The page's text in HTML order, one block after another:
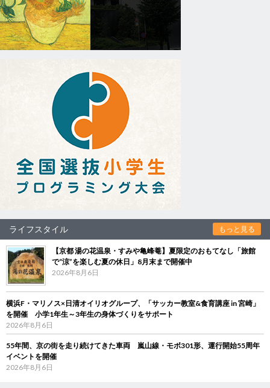
ライフスタイル もっと見る
【京都 湯の花温泉・すみや亀峰菴】夏限定のおもてなし「旅館
で“涼”を楽しむ夏の休日」8月末まで開催中
2026年8月6日
横浜F・マリノス×日清オイリオグループ、「サッカー教室&食育講座 in 宮崎」
を開催 小学1年生～3年生の身体づくりをサポート
2026年8月6日
55年間、京の街を走り続けてきた車両 嵐山線・モボ301形、運行開始55周年
イベントを開催
2026年8月6日